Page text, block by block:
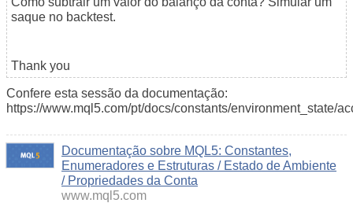
saque no backtest.
Thank you
Confere esta sessão da documentação:
https://www.mql5.com/pt/docs/constants/environment_state/
Documentação sobre MQL5: Constantes,
Enumeradores e Estruturas / Estado de Ambiente
/ Propriedades da Conta
www.mql5.com